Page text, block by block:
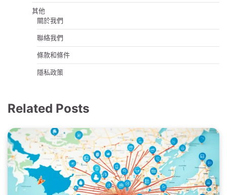
其他
關於我們
聯絡我們
條款和條件
隱私政策
Related Posts